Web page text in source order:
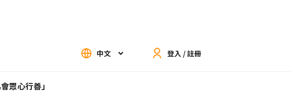
中文 登入 / 註冊
眾心行善」